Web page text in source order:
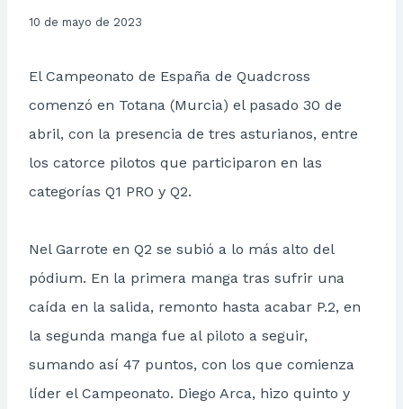
10 de mayo de 2023
El Campeonato de España de Quadcross
comenzó en Totana (Murcia) el pasado 30 de
abril, con la presencia de tres asturianos, entre
los catorce pilotos que participaron en las
categorías Q1 PRO y Q2.
Nel Garrote en Q2 se subió a lo más alto del
pódium. En la primera manga tras sufrir una
caída en la salida, remonto hasta acabar P.2, en
la segunda manga fue al piloto a seguir,
sumando así 47 puntos, con los que comienza
líder el Campeonato. Diego Arca, hizo quinto y